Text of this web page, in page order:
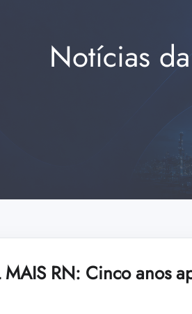
Notícias
MAIS RN: Cinco anos